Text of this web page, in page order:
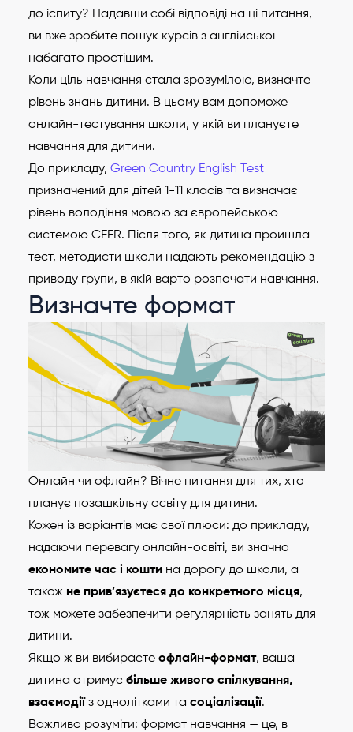
до іспиту? Надавши собі відповіді на ці питання,
ви вже зробите пошук курсів з англійської
набагато простішим.
Коли ціль навчання стала зрозумілою, визначте
рівень знань дитини. В цьому вам допоможе
онлайн-тестування школи, у якій ви плануєте
навчання для дитини.
До прикладу, Green Country English Test
призначений для дітей 1-11 класів та визначає
рівень володіння мовою за європейською
системою CEFR. Після того, як дитина пройшла
тест, методисти школи надають рекомендацію з
приводу групи, в якій варто розпочати навчання.
Визначте формат
Онлайн чи офлайн? Вічне питання для тих, хто
планує позашкільну освіту для дитини.
Кожен із варіантів має свої плюси: до прикладу,
надаючи перевагу онлайн-освіті, ви значно
економите час і кошти на дорогу до школи, а
також не прив’язуєтеся до конкретного місця,
тож можете забезпечити регулярність занять для
дитини.
Якщо ж ви вибираєте офлайн-формат, ваша
дитина отримує більше живого спілкування,
взаємодіїз однолітками та соціалізації.
Важливо розуміти: формат навчання — це, в